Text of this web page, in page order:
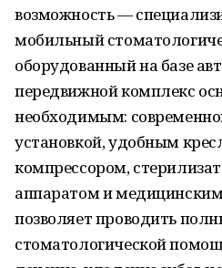
возможность —
мобильный
оборудованный на базе
передвижной комплекс
необходимым:
установкой, удобным
компрессором,
аппаратом и
позволяет проводить
стоматологической